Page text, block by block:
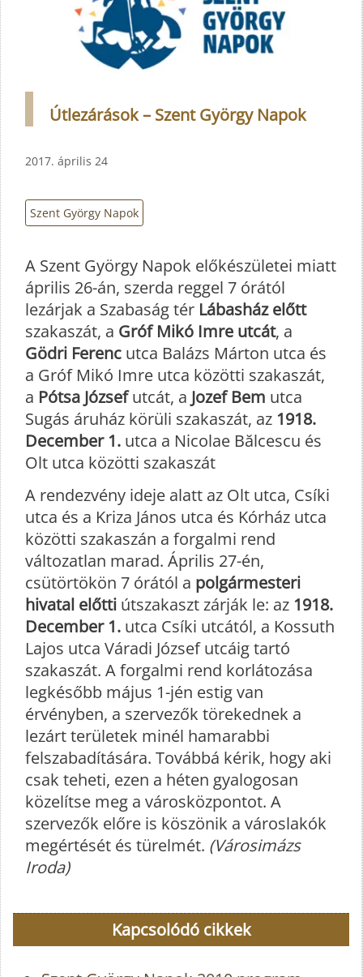
Útlezárások – Szent György Napok
2017. április 24
Szent György Napok
A Szent György Napok előkészületei miatt
április 26-án, szerda reggel 7 órától
lezárjak a Szabaság tér Lábasház előtt
szakaszát, a Gróf Mikó Imre utcát, a
Gödri Ferenc utca Balázs Márton utca és
a Gróf Mikó Imre utca közötti szakaszát,
a Pótsa Józsefutcát, a Jozef Bem utca
Sugás áruház körüli szakaszát, az 1918.
December 1. utca a Nicolae Bălcescu és
Olt utca közötti szakaszát
A rendezvény ideje alatt az Olt utca, Csíki
utca és a Kriza János utca és Kórház utca
közötti szakaszán a forgalmi rend
változatlan marad. Április 27-én,
csütörtökön 7 órától a polgármesteri
hivatal előtti útszakaszt zárják le: az 1918.
December 1. utca Csíki utcától, a Kossuth
Lajos utca Váradi József utcáig tartó
szakaszát. A forgalmi rend korlátozása
legkésőbb május 1-jén estig van
érvényben, a szervezők törekednek a
lezárt területek minél hamarabbi
felszabadítására. Továbbá kérik, hogy aki
csak teheti, ezen a héten gyalogosan
közelítse meg a városközpontot. A
szervezők előre is köszönik a városlakók
megértését és türelmét. (Városimázs
Iroda)
Kapcsolódó cikkek